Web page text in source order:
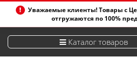
Уважаемые клиенты! Товары с
отгружаются по 100%
Каталог товаров